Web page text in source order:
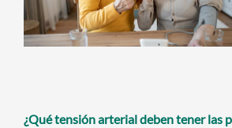
¿Qué tensión arterial deben tener las